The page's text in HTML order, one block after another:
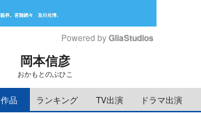
e
Powered by GliaStudios
岡本信彦
おかもとのぶひこ
作品 ランキング TV出演 ドラマ出演